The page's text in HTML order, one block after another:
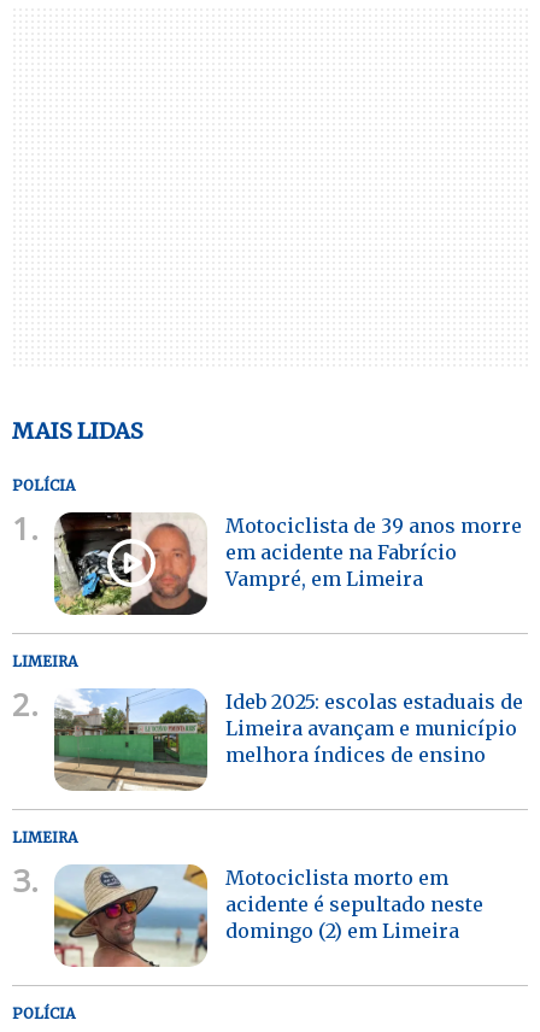
MAIS LIDAS
POLÍCIA
1.
Motociclista de 39 anos morre
em acidente na Fabrício
Vampré, em Limeira
LIMEIRA
2.
Ideb 2025: escolas estaduais de
Limeira avançam e município
melhora índices de ensino
LIMEIRA
3.
Motociclista morto em
acidente é sepultado neste
domingo (2) em Limeira
POLÍCIA